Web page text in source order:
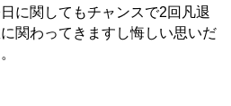
に関してもチャンスで2回凡退
関わってきますし悔しい思いだ